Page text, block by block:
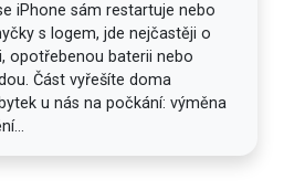
iPhone sám restartuje nebo
s logem, jde nejčastěji o
opotřebenou baterii nebo
Část vyřešíte doma
u nás na počkání: výměna